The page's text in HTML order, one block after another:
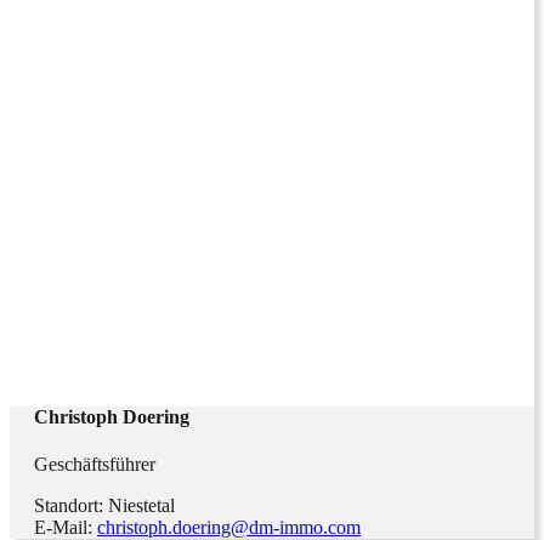
Christoph Doering
Geschäftsführer
Standort: Niestetal
E-Mail: christoph.doering@dm-immo.com